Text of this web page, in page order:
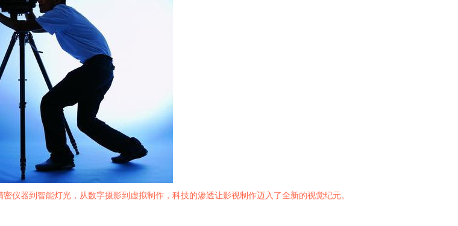
仪器到智能灯光，从数字摄影到虚拟制作，科技的渗透让影视制作迈入了全新的视觉纪元。